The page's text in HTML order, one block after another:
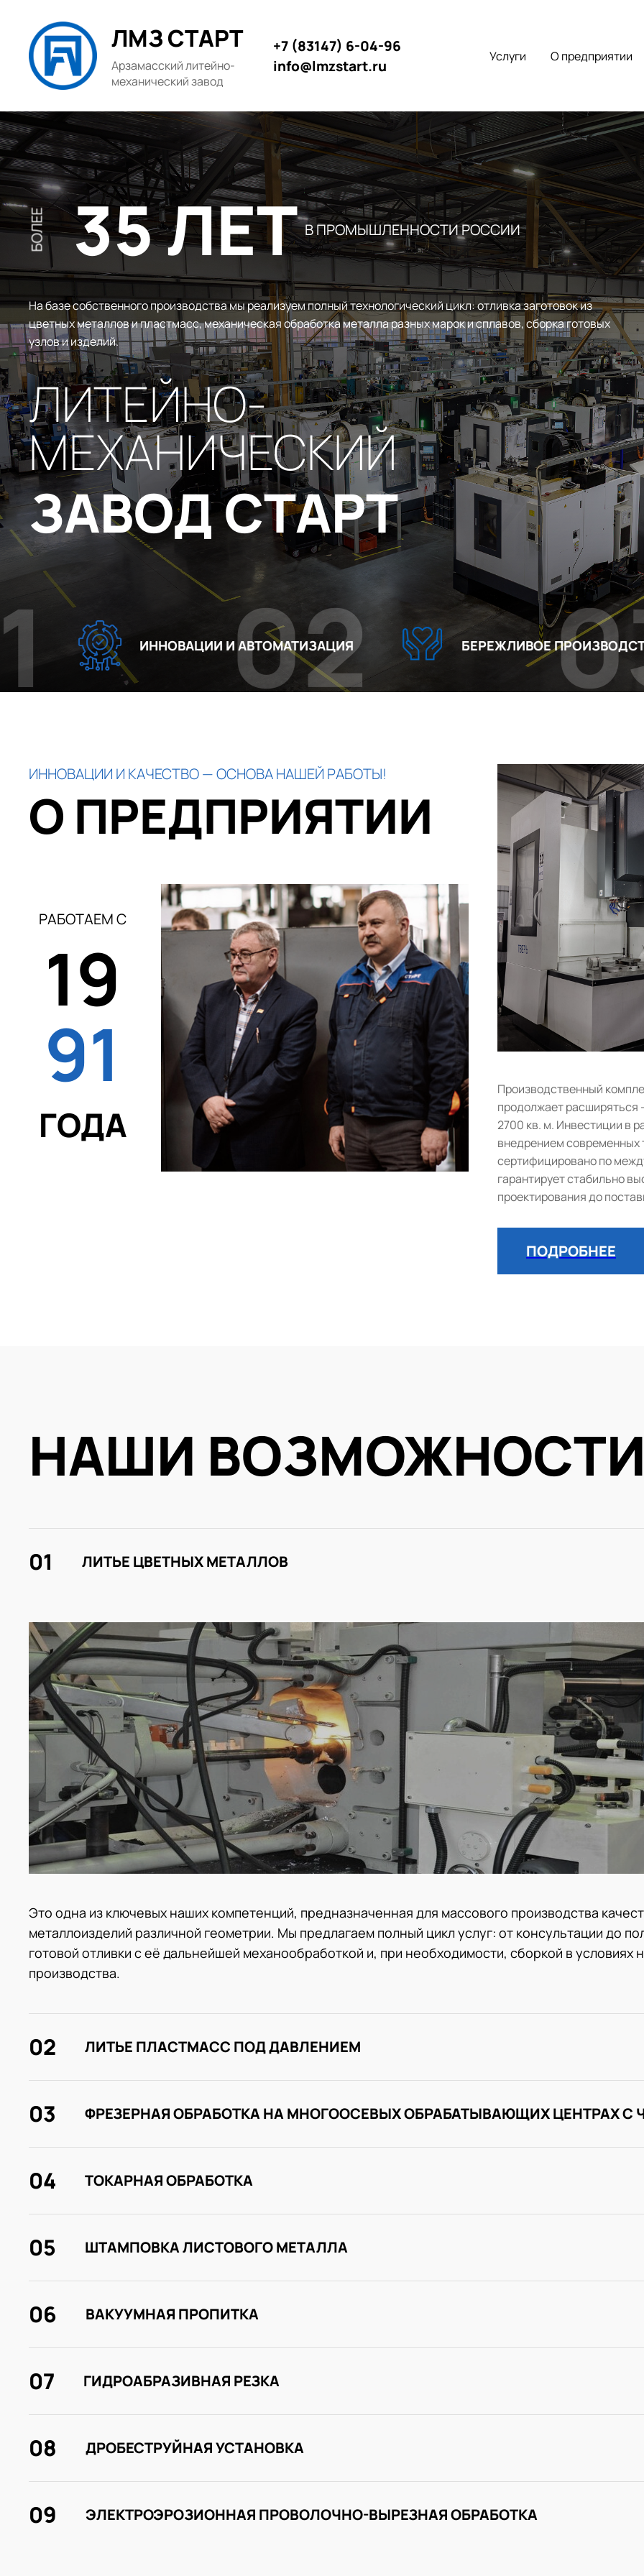
ЛМЗ СТАРТ
Арзамасский литейно-
механический завод
Услуги О предприятии
+7 (83147) 6-04-96
info@lmzstart.ru
БОЛЕЕ 35 ЛЕТ В ПРОМЫШЛЕННОСТИ РОССИИ
На базе собственного производства мы реализуем полный технологический цикл: отливка заготовок из
цветных металлов и пластмасс, механическая обработка металла разных марок и сплавов, сборка готовых
узлов и изделий.
ЛИТЕЙНО-
МЕХАНИЧЕСКИЙ
ЗАВОД СТАРТ
ИННОВАЦИИ И АВТОМАТИЗАЦИЯ
02 БЕРЕЖЛИВОЕ ПРОИЗВОДСТВО
03
ИННОВАЦИИ И КАЧЕСТВО — ОСНОВА НАШЕЙ РАБОТЫ!
О ПРЕДПРИЯТИИ
РАБОТАЕМ С
19
91
ГОДА
Производственный
продолжает расширяться
2700 кв. м. Инвестиции в
внедрением современных
сертифицировано по
гарантирует стабильно
проектирования до
ПОДРОБНЕЕ
НАШИ
ЛИТЬЕ ЦВЕТНЫХ МЕТАЛЛОВ
01
Это одна из ключевых наших компетенций, предназначенная для массового производства
металлоизделий различной геометрии. Мы предлагаем полный цикл услуг: от консультации до
готовой отливки с её дальнейшей механообработкой и, при необходимости, сборкой в условиях
производства.
ЛИТЬЕ ПЛАСТМАСС ПОД ДАВЛЕНИЕМ
02
ФРЕЗЕРНАЯ ОБРАБОТКА НА МНОГООСЕВЫХ ОБРАБАТЫВАЮЩИХ ЦЕНТРАХ С
03
ТОКАРНАЯ ОБРАБОТКА
04
ШТАМПОВКА ЛИСТОВОГО МЕТАЛЛА
05
ВАКУУМНАЯ ПРОПИТКА
06
ГИДРОАБРАЗИВНАЯ РЕЗКА
07
ДРОБЕСТРУЙНАЯ УСТАНОВКА
08
ЭЛЕКТРОЭРОЗИОННАЯ ПРОВОЛОЧНО-ВЫРЕЗНАЯ ОБРАБОТКА
09